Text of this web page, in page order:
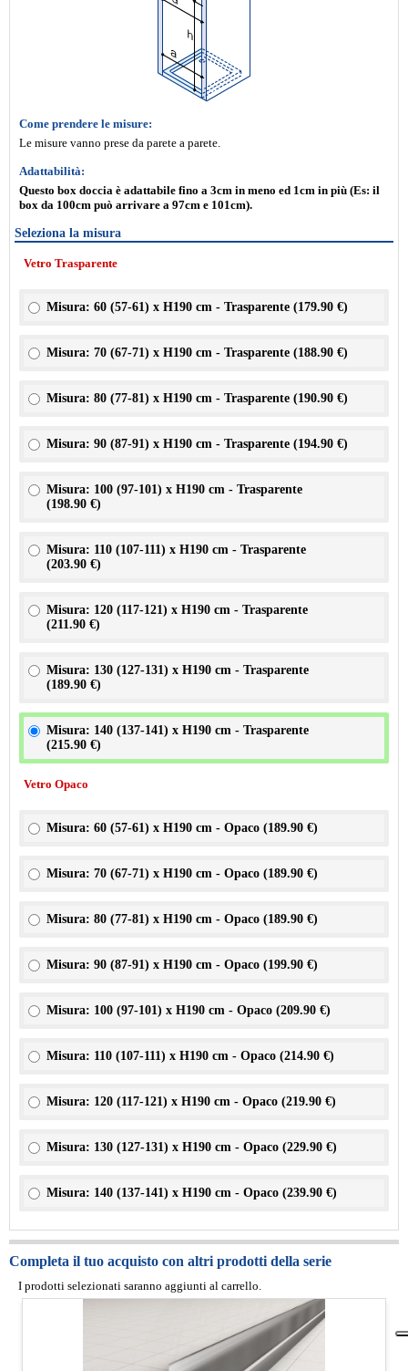
Come prendere le misure:
Le misure vanno prese da parete a parete.
Adattabilità:
Questo box doccia è adattabile fino a 3cm in meno ed 1cm in più (Es: il
box da 100cm può arrivare a 97cm e 101cm).
Seleziona la misura
Vetro Trasparente
Misura: 60 (57-61) x H190 cm - Trasparente (179.90 €)
Misura: 70 (67-71) x H190 cm - Trasparente (188.90 €)
Misura: 80 (77-81) x H190 cm - Trasparente (190.90 €)
Misura: 90 (87-91) x H190 cm - Trasparente (194.90 €)
Misura: 100 (97-101) x H190 cm - Trasparente
(198.90 €)
Misura: 110 (107-111) x H190 cm - Trasparente
(203.90 €)
Misura: 120 (117-121) x H190 cm - Trasparente
(211.90 €)
Misura: 130 (127-131) x H190 cm - Trasparente
(189.90 €)
Misura: 140 (137-141) x H190 cm - Trasparente
(215.90 €)
Vetro Opaco
Misura: 60 (57-61) x H190 cm - Opaco (189.90 €)
Misura: 70 (67-71) x H190 cm - Opaco (189.90 €)
Misura: 80 (77-81) x H190 cm - Opaco (189.90 €)
Misura: 90 (87-91) x H190 cm - Opaco (199.90 €)
Misura: 100 (97-101) x H190 cm - Opaco (209.90 €)
Misura: 110 (107-111) x H190 cm - Opaco (214.90 €)
Misura: 120 (117-121) x H190 cm - Opaco (219.90 €)
Misura: 130 (127-131) x H190 cm - Opaco (229.90 €)
Misura: 140 (137-141) x H190 cm - Opaco (239.90 €)
Completa il tuo acquisto con altri prodotti della serie
I prodotti selezionati saranno aggiunti al carrello.